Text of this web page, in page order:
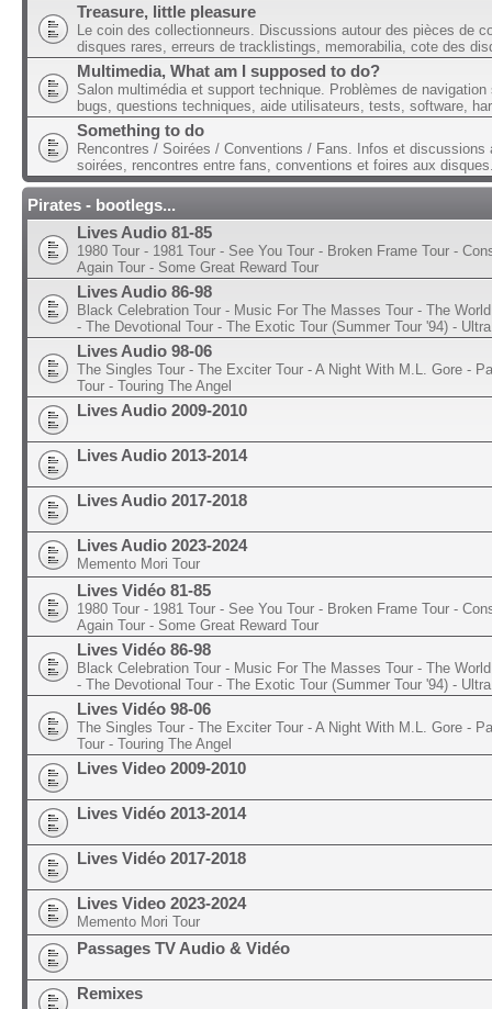
Treasure, little pleasure
Le coin des collectionneurs. Discussions autour des pièces de
disques rares, erreurs de tracklistings, memorabilia, cote des
Multimedia, What am I supposed to do?
Salon multimédia et support technique. Problèmes de navigation
bugs, questions techniques, aide utilisateurs, tests, software,
Something to do
Rencontres / Soirées / Conventions / Fans. Infos et discussions
soirées, rencontres entre fans, conventions et foires aux
Pirates - bootlegs...
Lives Audio 81-85
1980 Tour - 1981 Tour - See You Tour - Broken Frame Tour -
Again Tour - Some Great Reward Tour
Lives Audio 86-98
Black Celebration Tour - Music For The Masses Tour - The
- The Devotional Tour - The Exotic Tour (Summer Tour '94) -
Lives Audio 98-06
The Singles Tour - The Exciter Tour - A Night With M.L. Gore -
Tour - Touring The Angel
Lives Audio 2009-2010
Lives Audio 2013-2014
Lives Audio 2017-2018
Lives Audio 2023-2024
Memento Mori Tour
Lives Vidéo 81-85
1980 Tour - 1981 Tour - See You Tour - Broken Frame Tour -
Again Tour - Some Great Reward Tour
Lives Vidéo 86-98
Black Celebration Tour - Music For The Masses Tour - The
- The Devotional Tour - The Exotic Tour (Summer Tour '94) -
Lives Vidéo 98-06
The Singles Tour - The Exciter Tour - A Night With M.L. Gore -
Tour - Touring The Angel
Lives Video 2009-2010
Lives Vidéo 2013-2014
Lives Vidéo 2017-2018
Lives Video 2023-2024
Memento Mori Tour
Passages TV Audio & Vidéo
Remixes